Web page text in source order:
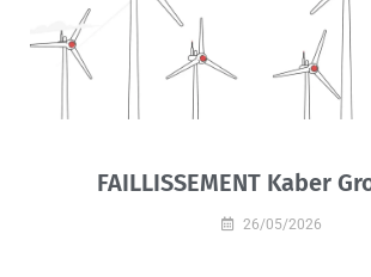
FAILLISSEMENT Kaber
26/05/2026